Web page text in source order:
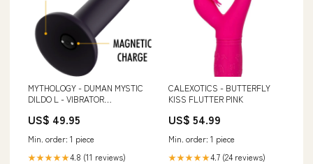
MYTHOLOGY - DUMAN MYSTIC
DILDO L - VIBRATOR
WIRELESS TECHNOLOGY
US$ 49.95
Min. order: 1 piece
★★★★★4.8 (11 reviews)
CALEXOTICS - BUTTERFLY
KISS FLUTTER PINK
US$ 54.99
Min. order: 1 piece
★★★★★4.7 (24 reviews)